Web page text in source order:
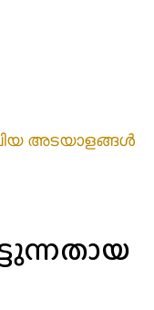
അടയാളങ്ങൾ